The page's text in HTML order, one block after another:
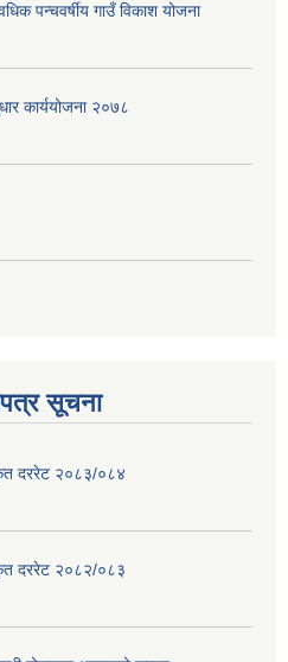
पन्चवर्षीय गाउँ विकाश योजना
कार्ययोजना २०७८
सूचना
दररेट २०८३/०८४
दररेट २०८२/०८३